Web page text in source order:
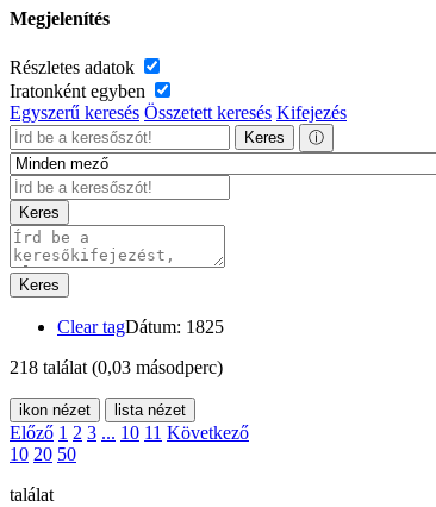
Megjelenítés
Részletes adatok
Iratonként egyben
Egyszerű keresés Összetett keresés Kifejezés
Keres ⓘ
Keres
Keres
Clear tagDátum: 1825
218 találat (0,03 másodperc)
ikon nézet lista nézet
Előző 1 2 3 ... 10 11 Következő
10 20 50
találat